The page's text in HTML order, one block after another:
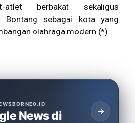
atlet berbakat sekaligus
Bontang sebagai kota yang
olahraga modern.(*)
News di →